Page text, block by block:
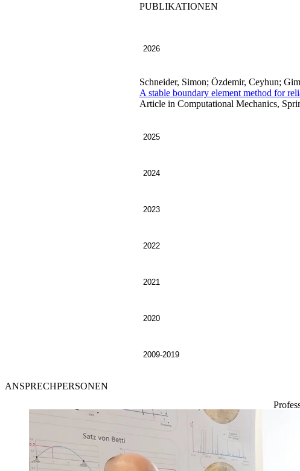
PUBLIKATIONEN
2026
Schneider, Simon; Özdemir, Ceyh​un;
A stable boundary element method for
Article in Computational Mechanics,
2025
2024
2023
2022
2021
2020
2009-2019
ANSPRECHPERSONEN